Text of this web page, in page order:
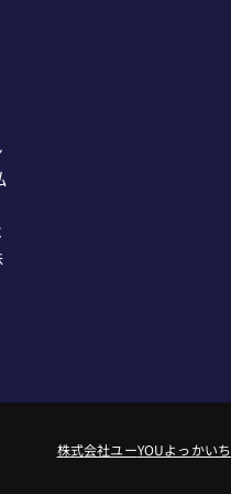
株式会社ユーYOUよっかいち